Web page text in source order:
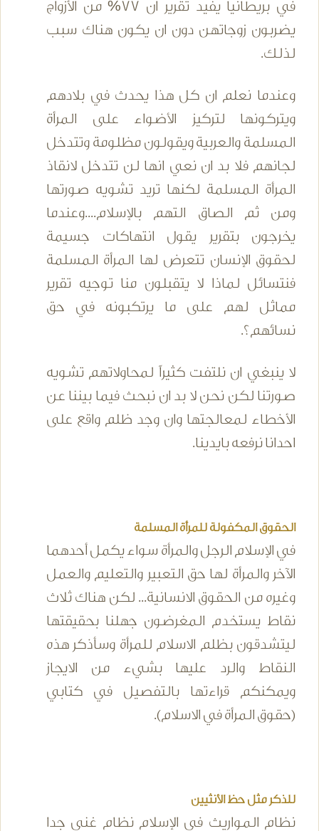
في بريطانيا يفيد تقرير ان 77% من الأزواج
يضربون زوجاتهن دون ان يكون هناك سبب
لذلك.
وعندما نعلم ان كل هذا يحدث في بلادهم
ويتركونها لتركيز الأضواء على المرأة
المسلمة والعربية ويقولون مظلومة وتتدخل
لجانهم فلا بد ان نعي انها لن تتدخل لانقاذ
المرأة المسلمة لكنها تريد تشويه صورتها
ومن ثم الصاق التهم بالإسلام....وعندما
يخرجون بتقرير يقول انتهاكات جسيمة
لحقوق الإنسان تتعرض لها المرأة المسلمة
فنتسائل لماذا لا يتقبلون منا توجيه تقرير
مماثل لهم على ما يرتكبونه في حق
نسائهم؟.
لا ينبغي ان نلتفت كثيراً لمحاولاتهم تشويه
صورتنا لكن نحن لا بد ان نبحث فيما بيننا عن
الأخطاء لمعالجتها وان وجد ظلم واقع على
احدانا نرفعه بايدينا.
الحقوق المكفولة للمرأة المسلمة
في الإسلام الرجل والمرأة سواء يكمل أحدهما
الآخر والمرأة لها حق التعبير والتعليم والعمل
وغيره من الحقوق الانسانية... لكن هناك ثلاث
نقاط يستخدم المغرضون جهلنا بحقيقتها
ليتشدقون بظلم الاسلام للمرأة وسأذكر هذه
النقاط والرد عليها بشيء من الايجاز
ويمكنكم قراءتها بالتفصيل في كتابي
(حقوق المرأة في الاسلام).
للذكر مثل حظ الأنثيين
نظام المواريث في الإسلام نظام غني جدا